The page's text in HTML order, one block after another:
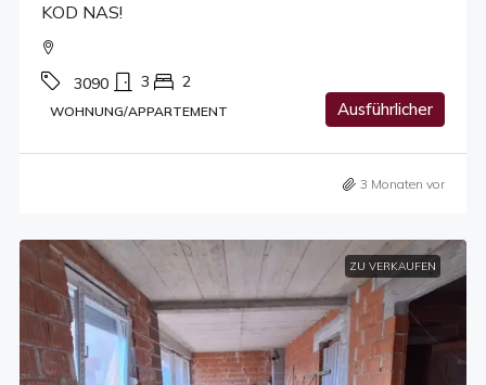
KOD NAS!
3090 3 2
WOHNUNG/APPARTEMENT Ausführlicher
3 Monaten vor
ZU VERKAUFEN